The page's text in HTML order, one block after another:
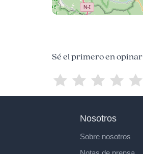
Sé el primero en opinar
Nosotros
Sobre nosotros